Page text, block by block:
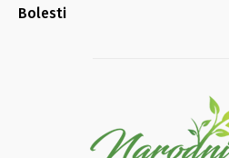
Bolesti